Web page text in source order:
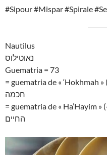
#Sipour #Mispar #Spirale
Nautilus
נאוטילוס
Guematria = 73
= guematria de « ‘Hokhmah »
חכמה
= guematria de « Ha’Hayim »
החיים